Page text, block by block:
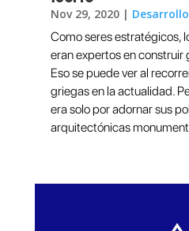
Nov 29, 2020|
Como seres estratégicos,
eran expertos en construir
Eso se puede ver al
griegas en la actualidad.
era solo por adornar sus
arquitectónicas